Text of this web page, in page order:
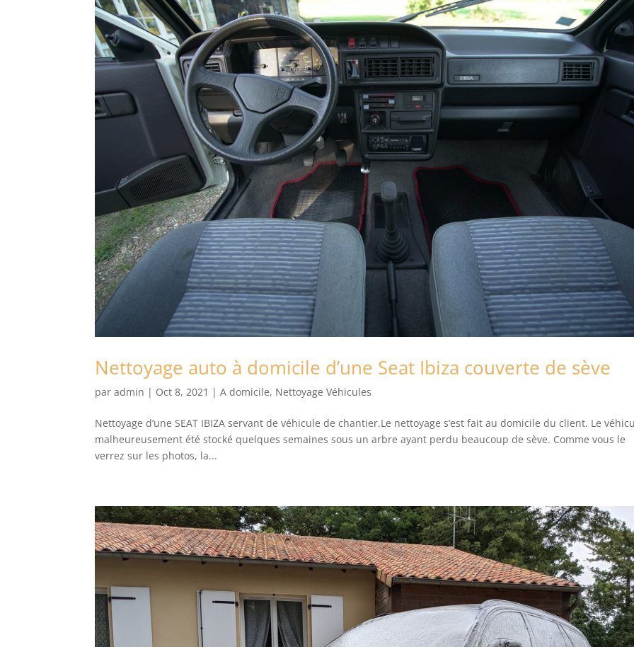
Nettoyage auto à domicile d’une Seat Ibiza couverte de sève
paradmin | Oct 8, 2021 |A domicile, Nettoyage Véhicules
Nettoyage d’une SEAT IBIZA servant de véhicule de chantier.Le nettoyage s’est fait au domicile du client. Le
malheureusement été stocké quelques semaines sous un arbre ayant perdu beaucoup de sève. Comme vous le
verrez sur les photos, la...